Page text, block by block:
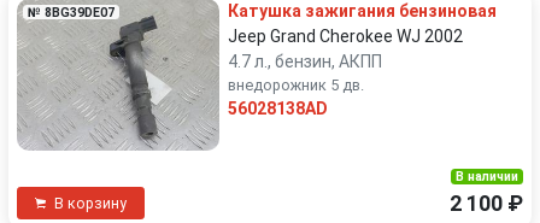
№ 8BG39DE07
Катушка зажигания бензиновая
Jeep Grand Cherokee WJ 2002
4.7 л., бензин, АКПП
внедорожник 5 дв.
56028138AD
В корзину
В наличии
2 100 ₽